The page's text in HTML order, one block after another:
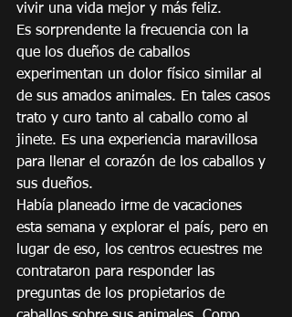
vivir una vida mejor y más feliz.
Es sorprendente la frecuencia con la
que los dueños de caballos
experimentan un dolor físico similar al
de sus amados animales. En tales casos
trato y curo tanto al caballo como al
jinete. Es una experiencia maravillosa
para llenar el corazón de los caballos y
sus dueños.
Había planeado irme de vacaciones
esta semana y explorar el país, pero en
lugar de eso, los centros ecuestres me
contrataron para responder las
preguntas de los propietarios de